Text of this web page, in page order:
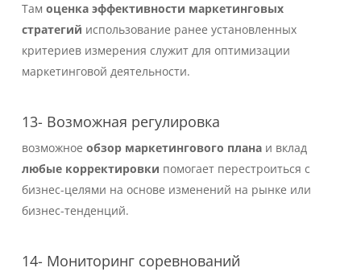
Там оценка эффективности маркетинговых
стратегий использование ранее установленных
критериев измерения служит для оптимизации
маркетинговой деятельности.
13- Возможная регулировка
возможное обзор маркетингового планаи вклад
любые корректировки помогает перестроиться с
бизнес-целями на основе изменений на рынке или
бизнес-тенденций.
14- Мониторинг соревнований